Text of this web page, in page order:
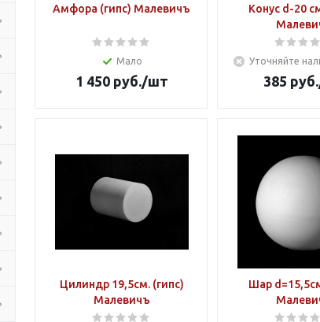
Амфора (гипс) Малевичъ
Мало
1 450руб./шт
Конус d-20
Уточняйте
385 руб.
Цилиндр 19,5см. (гипс)
Малевичъ
Шар